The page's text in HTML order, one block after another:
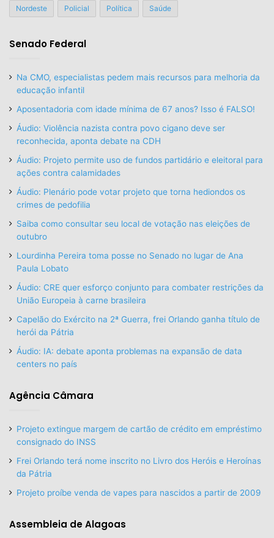
Nordeste Policial Política Saúde
Senado Federal
Na CMO, especialistas pedem mais recursos para melhoria da
educação infantil
Aposentadoria com idade mínima de 67 anos? Isso é FALSO!
Áudio: Violência nazista contra povo cigano deve ser
reconhecida, aponta debate na CDH
Áudio: Projeto permite uso de fundos partidário e eleitoral para
ações contra calamidades
Áudio: Plenário pode votar projeto que torna hediondos os
crimes de pedofilia
Saiba como consultar seu local de votação nas eleições de
outubro
Lourdinha Pereira toma posse no Senado no lugar de Ana
Paula Lobato
Áudio: CRE quer esforço conjunto para combater restrições da
União Europeia à carne brasileira
Capelão do Exército na 2ª Guerra, frei Orlando ganha título de
herói da Pátria
Áudio: IA: debate aponta problemas na expansão de data
centers no país
Agência Câmara
Projeto extingue margem de cartão de crédito em empréstimo
consignado do INSS
Frei Orlando terá nome inscrito no Livro dos Heróis e Heroínas
da Pátria
Projeto proíbe venda de vapes para nascidos a partir de 2009
Assembleia de Alagoas